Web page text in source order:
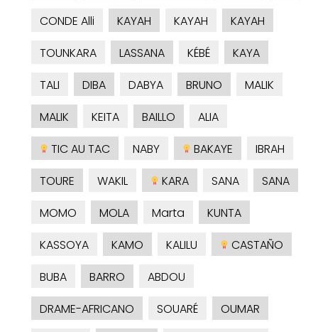
CONDE Alli
KAYAH KAYAH
KAYAH
TOUNKARA
LASSANA KÉBÉ
KAYA
TALI
DIBA DABYA BRUNO
MALIK
MALIK
KEITA BAILLO
ALIA
TIC AU TAC
NABY BAKAYE
IBRAH
TOURE
WAKIL KARA SANA
SANA
MOMO
MOLA Marta
KUNTA
KASSOYA
KAMO KALILU
CASTAÑO
BUBA
BARRO
ABDOU
DRAME-AFRICANO
SOUARÉ
OUMAR